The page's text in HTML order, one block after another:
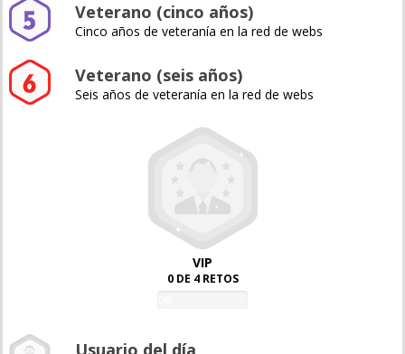
Veterano (cinco años)
Cinco años de veteranía en la red de webs
Veterano (seis años)
Seis años de veteranía en la red de webs
VIP
0 DE 4 RETOS
Usuario del día